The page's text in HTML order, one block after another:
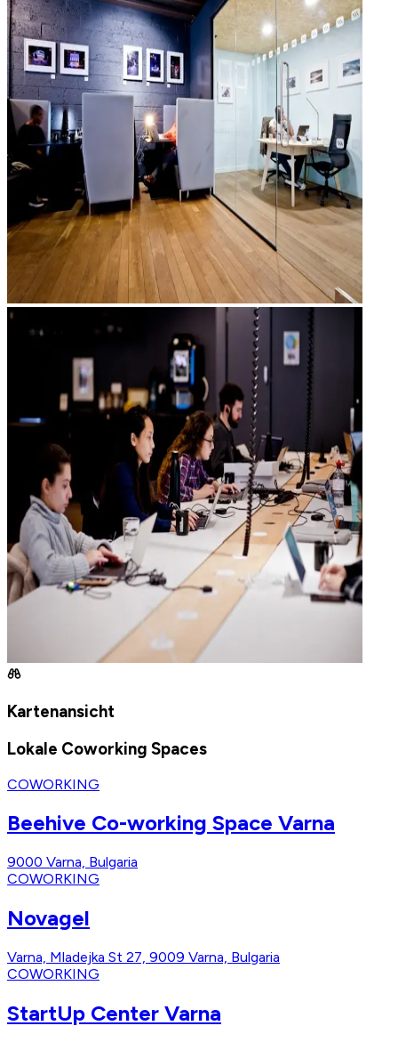
Kartenansicht
Lokale Coworking Spaces
COWORKING
Beehive Co-working Space Varna
9000 Varna, Bulgaria
COWORKING
Novagel
Varna, Mladejka St 27, 9009 Varna, Bulgaria
COWORKING
StartUp Center Varna